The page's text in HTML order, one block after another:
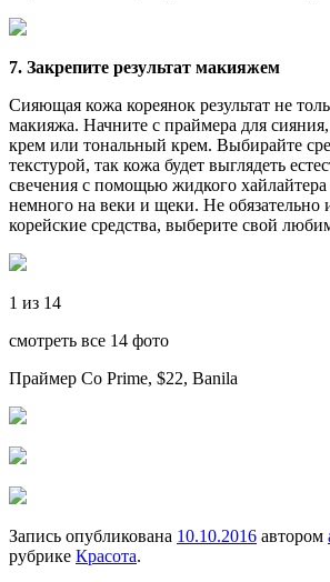
7. Закрепите результат макияжем
Сияющая кожа кореянок результат не
макияжа. Начните с праймера для
крем или тональный крем. Выбирайте
текстурой, так кожа будет выглядеть
свечения с помощью жидкого
немного на веки и щеки. Не обязательно
корейские средства, выберите свой
1 из 14
смотреть все 14 фото
Праймер Co Prime, $22, Banila
Запись опубликована 10.10.2016 автором
рубрике Красота.